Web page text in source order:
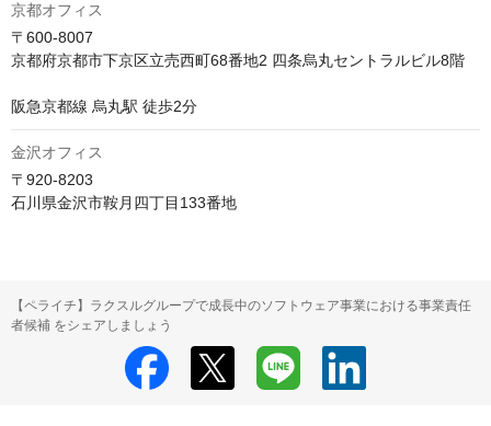
京都オフィス
〒600-8007
京都府京都市下京区立売西町68番地2 四条烏丸セントラルビル8階
阪急京都線 烏丸駅 徒歩2分
金沢オフィス
〒920-8203
石川県金沢市鞍月四丁目133番地
【ペライチ】ラクスルグループで成長中のソフトウェア事業における事業責任
者候補 をシェアしましょう